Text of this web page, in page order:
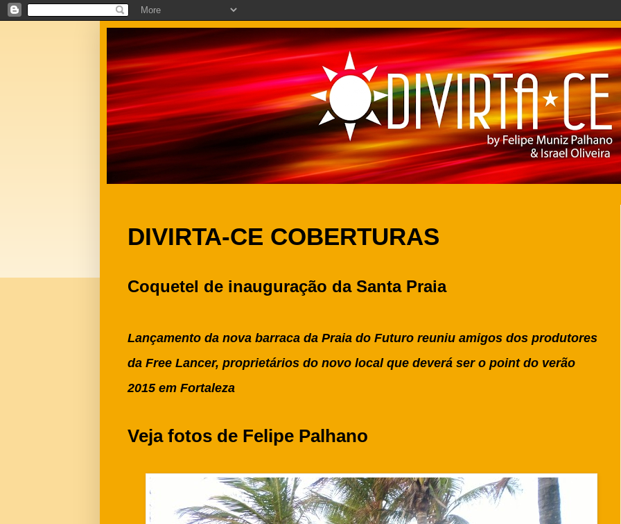
DIVIRTA-CE COBERTURAS
Coquetel de inauguração da Santa Praia
Lançamento da nova barraca da Praia do Futuro reuniu amigos dos produtores
da Free Lancer, proprietários do novo local que deverá ser o point do verão
2015 em Fortaleza
Veja fotos de Felipe Palhano